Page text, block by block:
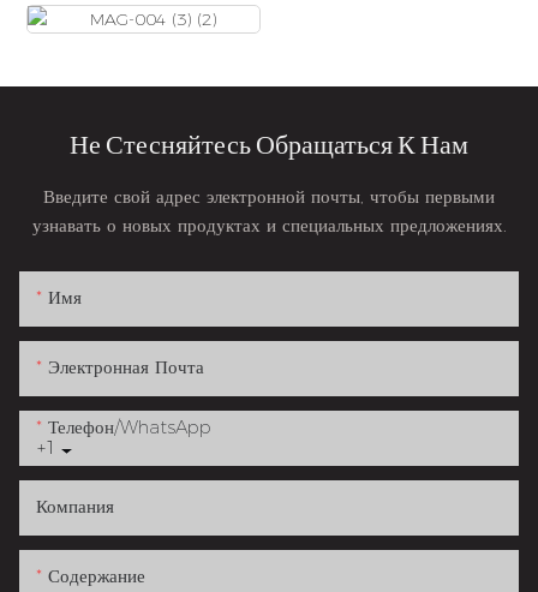
Не Стесняйтесь Обращаться К Нам
Введите свой адрес электронной почты, чтобы первыми
узнавать о новых продуктах и ​​специальных предложениях.
Имя
Электронная Почта
+1
Телефон/WhatsApp
Компания
Содержание